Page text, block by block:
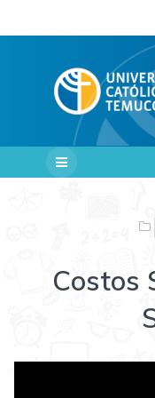
Costos